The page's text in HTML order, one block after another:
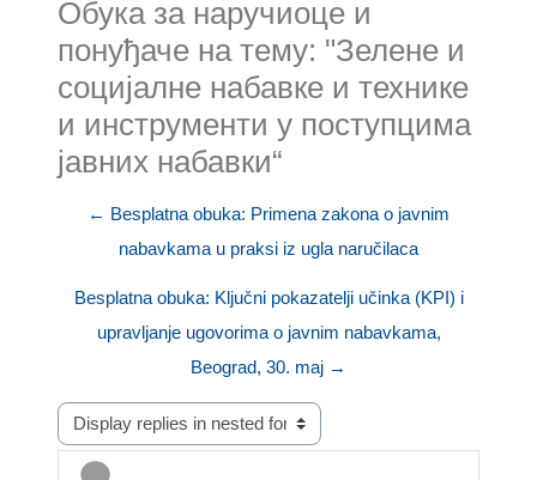
Обука за наручиоце и
понуђаче на тему: "Зелене и
социјалне набавке и технике
и инструменти у поступцима
јавних набавки“
← Besplatna obuka: Primena zakona o javnim
nabavkama u praksi iz ugla naručilaca
Besplatna obuka: Ključni pokazatelji učinka (KPI) i
upravljanje ugovorima o javnim nabavkama,
Beograd, 30. maj →
Display mode